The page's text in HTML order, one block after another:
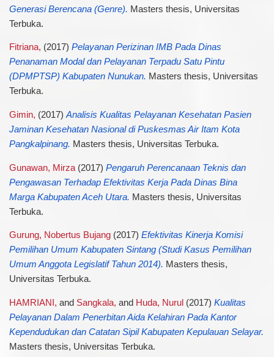
Generasi Berencana (Genre). Masters thesis, Universitas
Terbuka.
Fitriana, (2017) Pelayanan Perizinan IMB Pada Dinas
Penanaman Modal dan Pelayanan Terpadu Satu Pintu
(DPMPTSP) Kabupaten Nunukan. Masters thesis, Universitas
Terbuka.
Gimin, (2017) Analisis Kualitas Pelayanan Kesehatan Pasien
Jaminan Kesehatan Nasional di Puskesmas Air Itam Kota
Pangkalpinang. Masters thesis, Universitas Terbuka.
Gunawan, Mirza(2017) Pengaruh Perencanaan Teknis dan
Pengawasan Terhadap Efektivitas Kerja Pada Dinas Bina
Marga Kabupaten Aceh Utara. Masters thesis, Universitas
Terbuka.
Gurung, Nobertus Bujang(2017) Efektivitas Kinerja Komisi
Pemilihan Umum Kabupaten Sintang (Studi Kasus Pemilihan
Umum Anggota Legislatif Tahun 2014). Masters thesis,
Universitas Terbuka.
HAMRIANI, and Sangkala, and Huda, Nurul (2017) Kualitas
Pelayanan Dalam Penerbitan Aida Kelahiran Pada Kantor
Kependudukan dan Catatan Sipil Kabupaten Kepulauan Selayar.
Masters thesis, Universitas Terbuka.